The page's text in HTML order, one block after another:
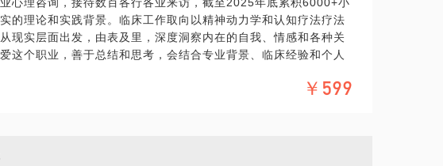
的理论和实践背景。临床工作取向以精神动力学和认知疗法疗法
现实层面出发，由表及里，深度洞察内在的自我、情感和各种关
这个职业，善于总结和思考，会结合专业背景、临床经验和个人
分析性质，不涉及心理疗愈层面，不适合情绪不稳定，当下处于
￥599